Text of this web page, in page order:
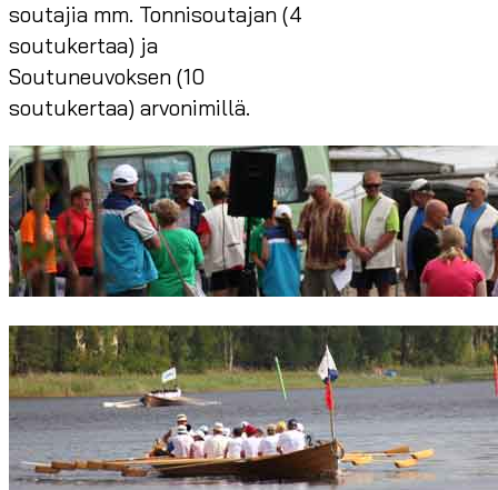
soutajia mm. Tonnisoutajan (4
soutukertaa) ja
Soutuneuvoksen (10
soutukertaa) arvonimillä.